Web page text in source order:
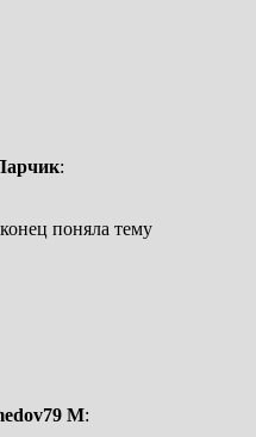
:
поняла тему
M: